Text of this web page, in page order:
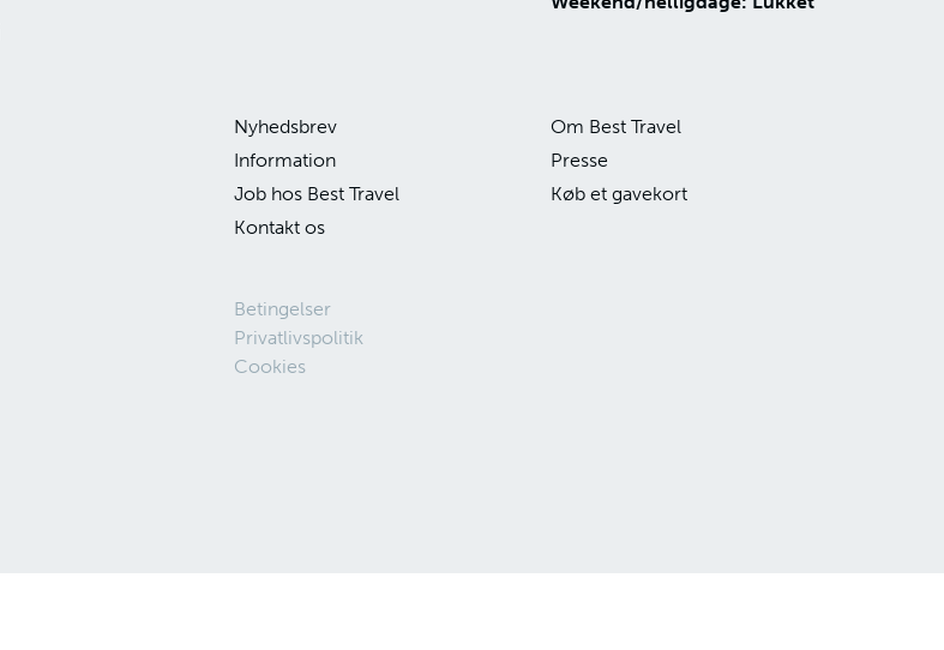
Nyhedsbrev
Om Best Travel
Information
Presse
Job hos Best Travel
Køb et gavekort
Kontakt os
Betingelser
Privatlivspolitik
Cookies